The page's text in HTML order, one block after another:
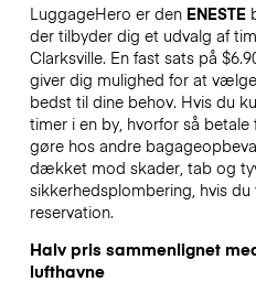
LuggageHero er den ENESTE
der tilbyder dig et udvalg af
Clarksville. En fast sats på
giver dig mulighed for at
bedst til dine behov. Hvis du
timer i en by, hvorfor så
gøre hos andre
dækket mod skader, tab og
sikkerhedsplombering, hvis
reservation.
Halv pris sammenlignet
lufthavne